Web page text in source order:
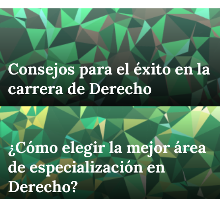
Consejos para el éxito en la
carrera de Derecho
¿Cómo elegir la mejor área
de especialización en
Derecho?